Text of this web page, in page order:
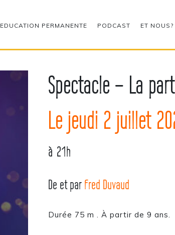
EDUCATION PERMANENTE PODCAST ET NOUS?
Spectacle – La
Le jeudi 2 juillet
à 21h
De et par Fred Duvaud
Durée 75 m . À partir de 9 ans.